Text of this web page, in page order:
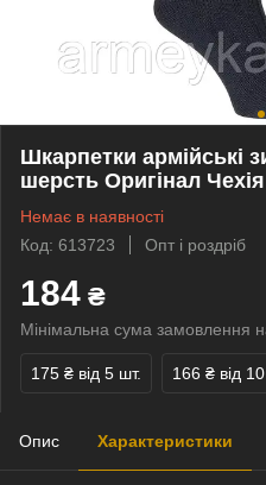
Шкарпетки армійські
шерсть Оригінал Чехія
Немає в наявності
Код: 613723
Опт і роздріб
184 ₴
Мінімальна сума замовлення
175 ₴ від 5 шт. 166 ₴ від
Опис Характеристики